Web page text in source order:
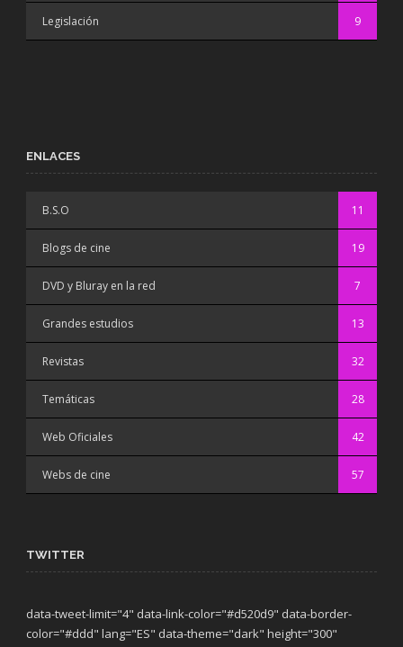
Legislación 9
ENLACES
B.S.O 11
Blogs de cine 19
DVD y Bluray en la red 7
Grandes estudios 13
Revistas 32
Temáticas 28
Web Oficiales 42
Webs de cine 57
TWITTER
data-tweet-limit="4" data-link-color="#d520d9" data-border-
color="#ddd" lang="ES" data-theme="dark" height="300"